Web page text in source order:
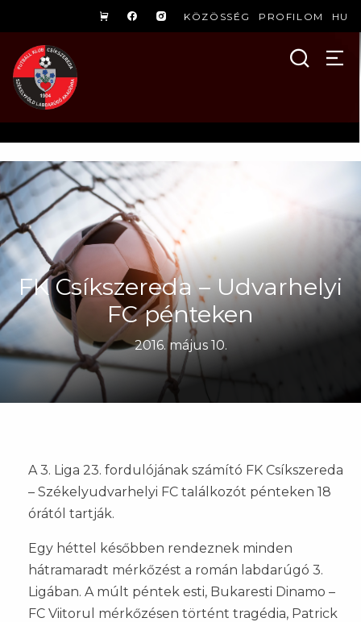
KÖZÖSSÉG PROFILOM HU
FK Csíkszereda – Udvarhelyi
FC pénteken
2016. május 10.
A 3. Liga 23. fordulójának számító FK Csíkszereda
– Székelyudvarhelyi FC találkozót pénteken 18
órától tartják.
Egy héttel későbben rendeznek minden
hátramaradt mérkőzést a román labdarúgó 3.
Ligában. A múlt péntek esti, Bukaresti Dinamo –
FC Viitorul mérkőzésen történt tragédia, Patrick